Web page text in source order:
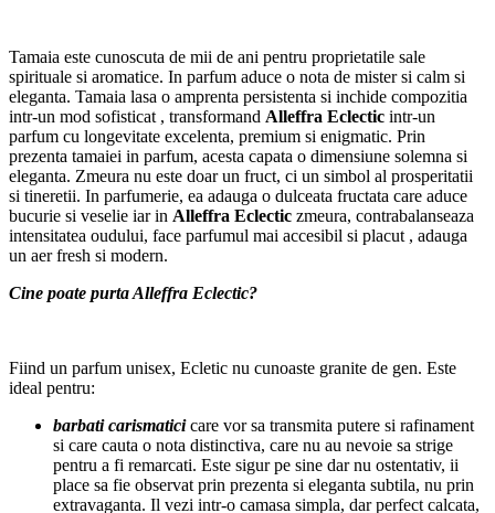
Tamaia este cunoscuta de mii de ani pentru proprietatile sale
spirituale si aromatice. In parfum aduce o nota de mister si calm si
eleganta. Tamaia lasa o amprenta persistenta si inchide compozitia
intr-un mod sofisticat , transformand Alleffra Eclectic intr-un
parfum cu longevitate excelenta, premium si enigmatic. Prin
prezenta tamaiei in parfum, acesta capata o dimensiune solemna si
eleganta. Zmeura nu este doar un fruct, ci un simbol al prosperitatii
si tineretii. In parfumerie, ea adauga o dulceata fructata care aduce
bucurie si veselie iar in Alleffra Eclectic zmeura, contrabalanseaza
intensitatea oudului, face parfumul mai accesibil si placut , adauga
un aer fresh si modern.
Cine poate purta Alleffra Eclectic?
Fiind un parfum unisex, Ecletic nu cunoaste granite de gen. Este
ideal pentru:
barbati carismatici care vor sa transmita putere si rafinament
si care cauta o nota distinctiva, care nu au nevoie sa strige
pentru a fi remarcati. Este sigur pe sine dar nu ostentativ, ii
place sa fie observat prin prezenta si eleganta subtila, nu prin
extravaganta. Il vezi intr-o camasa simpla, dar perfect calcata,